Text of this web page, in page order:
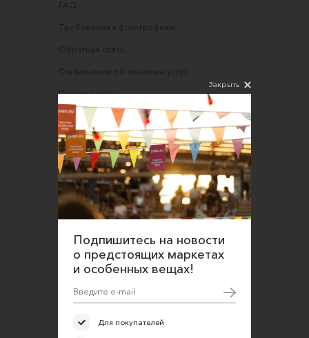
FAQ
Требования к фотографиям
Обратная связь
Соглашение об оказании услуг
Правила сайта
Оферта для продавцов
Оферта для покупателей
Политика конфиденциальности
Согласие на обработку персональных данных
Закрыть
Подпишитесь на новости
о предстоящих маркетах
и особенных вещах!
Для покупателей